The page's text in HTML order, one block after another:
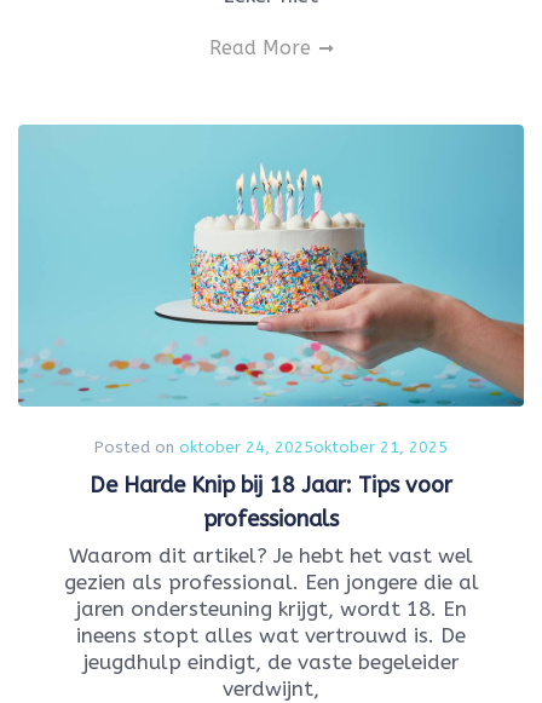
Read More
Posted on oktober 24, 2025oktober 21, 2025
De Harde Knip bij 18 Jaar: Tips voor
professionals
Waarom dit artikel? Je hebt het vast wel
gezien als professional. Een jongere die al
jaren ondersteuning krijgt, wordt 18. En
ineens stopt alles wat vertrouwd is. De
jeugdhulp eindigt, de vaste begeleider
verdwijnt,